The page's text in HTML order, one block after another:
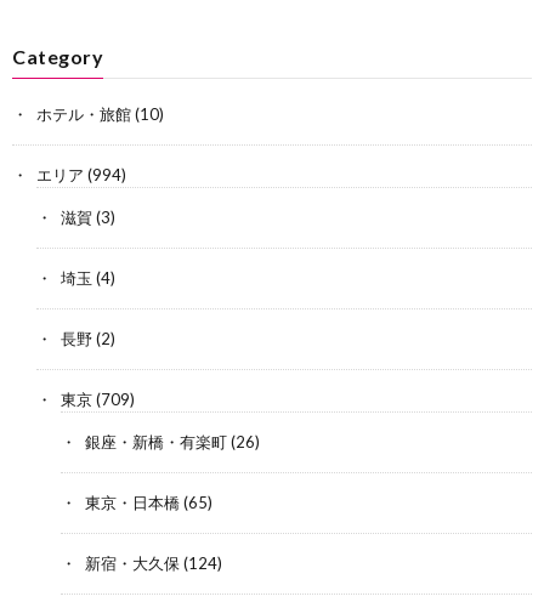
Category
ホテル・旅館(10)
エリア (994)
滋賀 (3)
埼玉 (4)
長野(2)
東京(709)
銀座・新橋・有楽町(26)
東京・日本橋(65)
新宿・大久保 (124)